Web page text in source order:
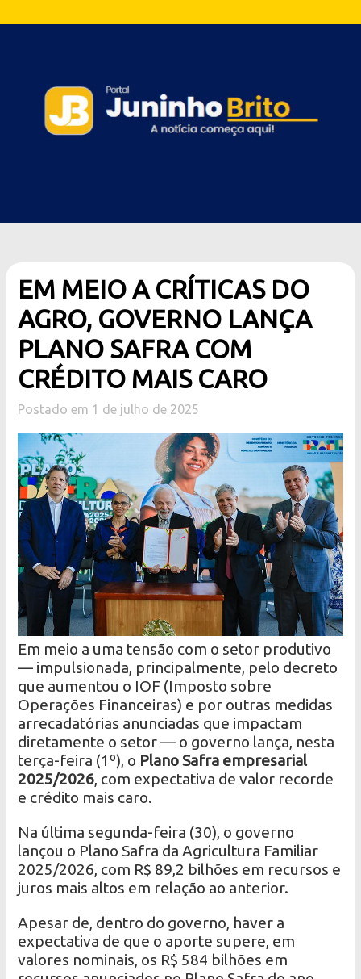
EM MEIO A CRÍTICAS DO
AGRO, GOVERNO LANÇA
PLANO SAFRA COM
CRÉDITO MAIS CARO
Postado em 1 de julho de 2025
Em meio a uma tensão com o setor produtivo
— impulsionada, principalmente, pelo decreto
que aumentou o IOF (Imposto sobre
Operações Financeiras) e por outras medidas
arrecadatórias anunciadas que impactam
diretamente o setor — o governo lança, nesta
terça-feira (1º), o Plano Safra empresarial
2025/2026, com expectativa de valor recorde
e crédito mais caro.
Na última segunda-feira (30), o governo
lançou o Plano Safra da Agricultura Familiar
2025/2026, com R$ 89,2 bilhões em recursos e
juros mais altos em relação ao anterior.
Apesar de, dentro do governo, haver a
expectativa de que o aporte supere, em
valores nominais, os R$ 584 bilhões em